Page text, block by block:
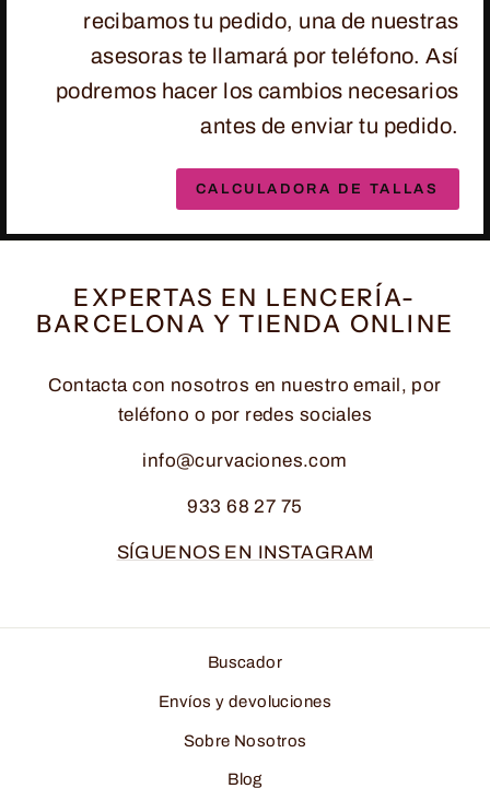
recibamos tu pedido, una de nuestras
asesoras te llamará por teléfono. Así
podremos hacer los cambios necesarios
antes de enviar tu pedido.
CALCULADORA DE TALLAS
EXPERTAS EN LENCERÍA-
BARCELONA Y TIENDA ONLINE
Contacta con nosotros en nuestro email, por
teléfono o por redes sociales
info@curvaciones.com
933 68 27 75
SÍGUENOS EN INSTAGRAM
Buscador
Envíos y devoluciones
Sobre Nosotros
Blog